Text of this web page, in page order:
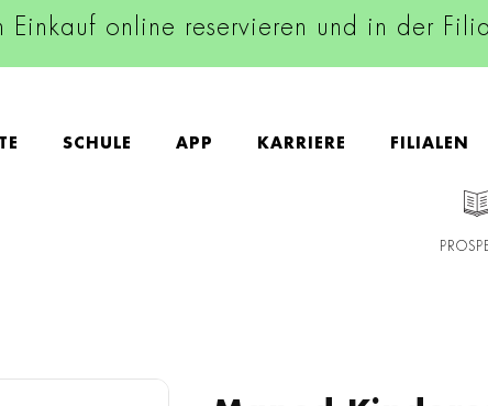
Einkauf online reservieren und in der
SCHULE APP KARRIERE FILIALEN